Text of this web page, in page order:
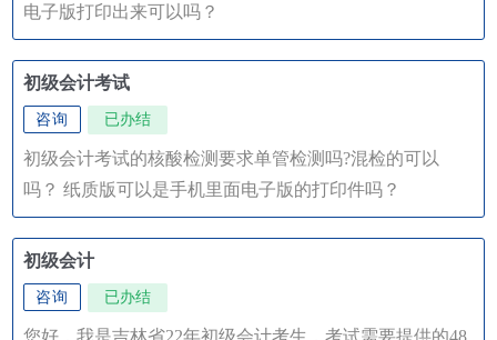
电子版打印出来可以吗？
初级会计考试
咨询 已办结
初级会计考试的核酸检测要求单管检测吗?混检的可以
吗？ 纸质版可以是手机里面电子版的打印件吗？
初级会计
咨询 已办结
您好，我是吉林省22年初级会计考生，考试需要提供的48